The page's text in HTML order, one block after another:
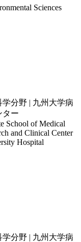
Sciences
分野 | 九州大学病
ター
School of Medical
and Clinical Center
Hospital
分野 | 九州大学病